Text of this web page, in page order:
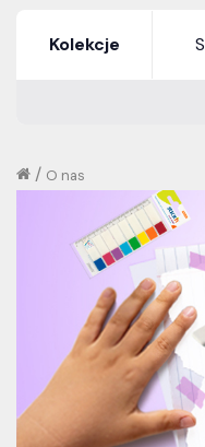
Kolekcje
O nas
/